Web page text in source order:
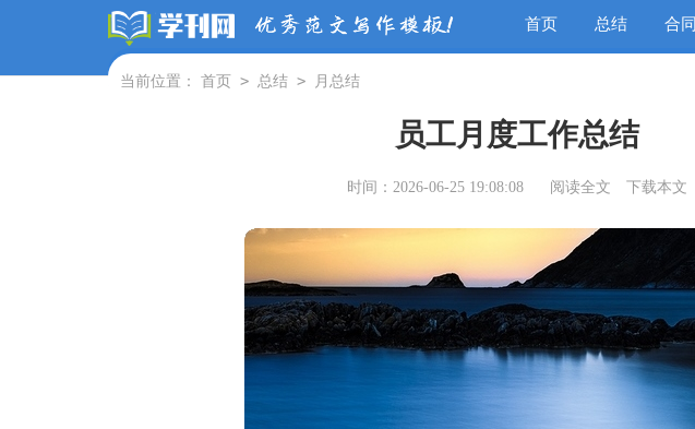
首页 总结 合同
当前位置： 首页 > 总结 > 月总结
员工月度工作总结
时间：2026-06-25 19:08:08 阅读全文 下载本文